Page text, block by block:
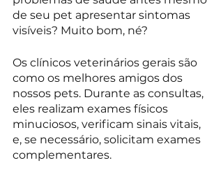
de seu pet apresentar sintomas
visíveis? Muito bom, né?
Os clínicos veterinários gerais são
como os melhores amigos dos
nossos pets. Durante as consultas,
eles realizam exames físicos
minuciosos, verificam sinais vitais,
e, se necessário, solicitam exames
complementares.